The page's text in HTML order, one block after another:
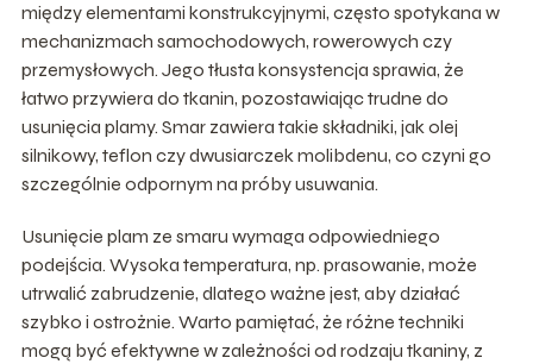
między elementami konstrukcyjnymi, często spotykana w
mechanizmach samochodowych, rowerowych czy
przemysłowych. Jego tłusta konsystencja sprawia, że
łatwo przywiera do tkanin, pozostawiając trudne do
usunięcia plamy. Smar zawiera takie składniki, jak olej
silnikowy, teflon czy dwusiarczek molibdenu, co czyni go
szczególnie odpornym na próby usuwania.
Usunięcie plam ze smaru wymaga odpowiedniego
podejścia. Wysoka temperatura, np. prasowanie, może
utrwalić zabrudzenie, dlatego ważne jest, aby działać
szybko i ostrożnie. Warto pamiętać, że różne techniki
mogą być efektywne w zależności od rodzaju tkaniny, z